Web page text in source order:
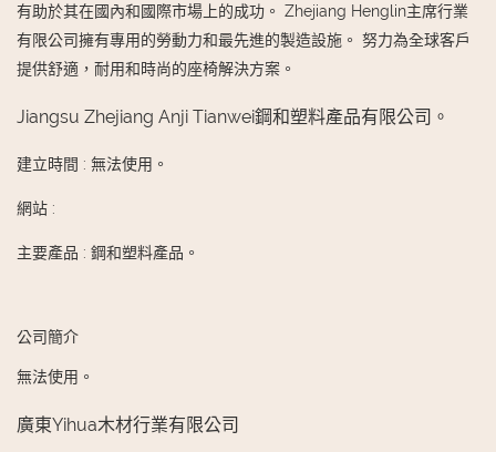
有助於其在國內和國際市場上的成功。 Zhejiang Henglin主席行業
有限公司擁有專用的勞動力和最先進的製造設施。 努力為全球客戶
提供舒適，耐用和時尚的座椅解決方案。
Jiangsu Zhejiang Anji Tianwei鋼和塑料產品有限公司。
建立時間 : 無法使用。
網站 :
主要產品 : 鋼和塑料產品。
公司簡介
無法使用。
廣東Yihua木材行業有限公司